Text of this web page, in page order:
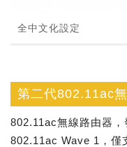
全中文化設定
第二代802.11ac
802.11ac無線路由器
802.11ac Wave 1，僅